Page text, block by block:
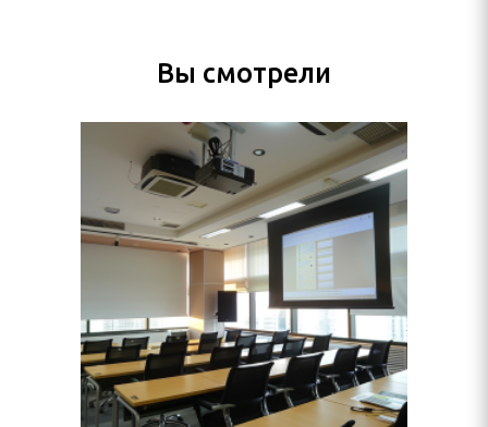
Вы смотрели